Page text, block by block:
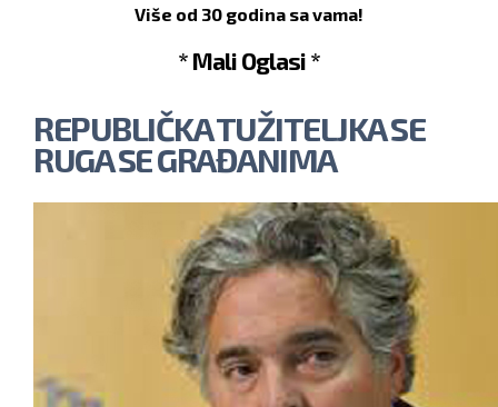
Više od 30 godina sa vama!
* Mali Oglasi *
REPUBLIČKA TUŽITELJKA SE
RUGA SE GRAĐANIMA